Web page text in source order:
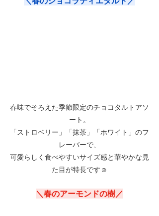
春味でそろえた季節限定のチョコタルトアソ
ート。
「ストロベリー」「抹茶」「ホワイト」のフ
レーバーで、
可愛らしく食べやすいサイズ感と華やかな見
た目が特長です☺
＼春のアーモンドの樹／